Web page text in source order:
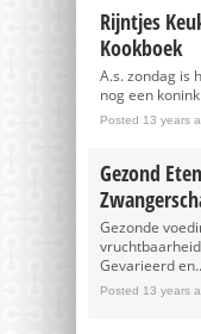
Rijntjes
Kookboek
A.s. zondag is
nog een
Posted 13 years
Gezond
Gezonde
Gevarieerd
Posted 13 years